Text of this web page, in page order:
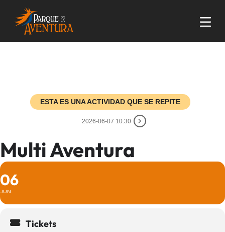
ESTA ES UNA ACTIVIDAD QUE SE REPITE
2026-06-07 10:30
Multi Aventura
06
JUN
Tickets